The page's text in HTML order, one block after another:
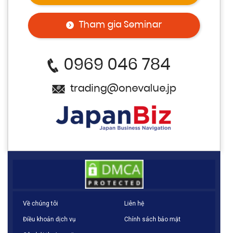
Tham gia Seminar
0969 046 784
trading@onevalue.jp
Về chúng tôi Liên hệ
Điều khoản dịch vụ Chính sách bảo mật